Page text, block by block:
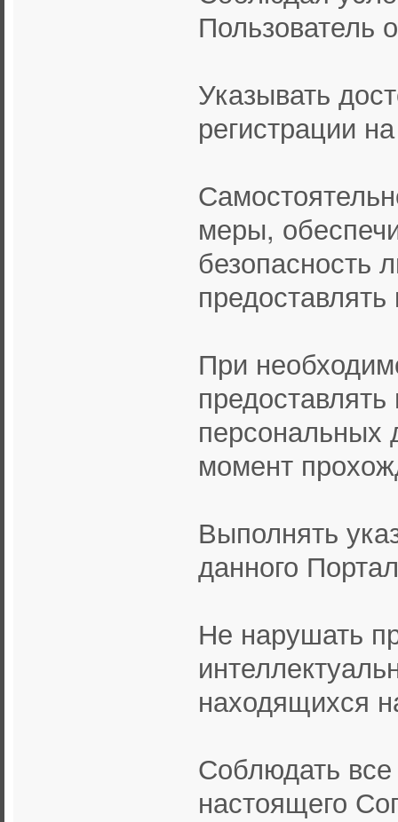
Пользователь
Указывать
регистрации
меры,
безопасность
При
персональных
момент
Выполнять
данного
Не нарушать
находящихся
Соблюдать все
настоящего